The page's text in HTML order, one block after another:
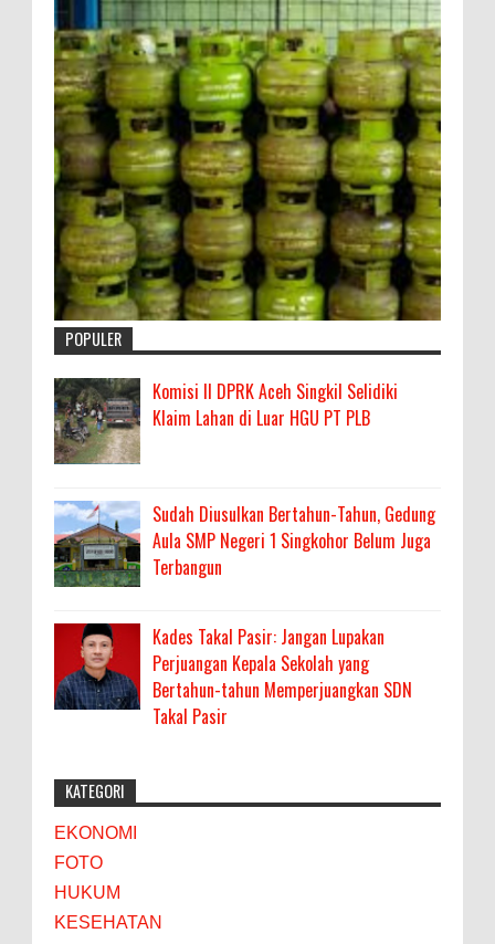
POPULER
Komisi II DPRK Aceh Singkil Selidiki
Klaim Lahan di Luar HGU PT PLB
Sudah Diusulkan Bertahun-Tahun, Gedung
Aula SMP Negeri 1 Singkohor Belum Juga
Terbangun
Kades Takal Pasir: Jangan Lupakan
Perjuangan Kepala Sekolah yang
Bertahun-tahun Memperjuangkan SDN
Takal Pasir
KATEGORI
EKONOMI
FOTO
HUKUM
KESEHATAN